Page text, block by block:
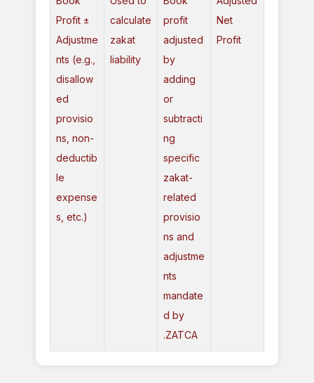
Net
Profit
profit
adjusted
by
adding
or
subtracti
ng
specific
zakat-
related
provisio
ns and
adjustme
nts
mandate
d by
ZATCA.
calculate
zakat
liability
Profit ±
Adjustme
nts (e.g.,
disallow
ed
provisio
ns, non-
deductib
le
expense
s, etc.)